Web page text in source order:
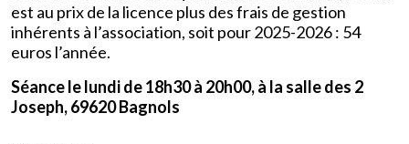
est au prix de la licence plus des frais de gestion
inhérents à l’association, soit pour 2025-2026 : 54
euros l’année.
Séance le lundi de 18h30 à 20h00, à la salle des 2
Joseph, 69620 Bagnols